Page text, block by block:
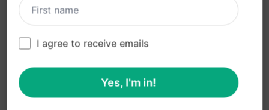
scrivere manualmente i testi brevi;
I agree to receive emails
Yes, I'm in!